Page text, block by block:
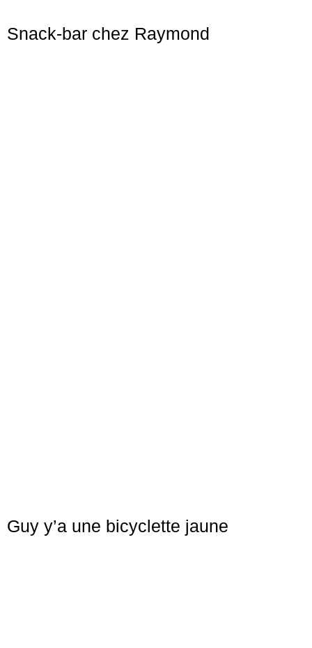
Snack-bar chez Raymond
Guy y’a une bicyclette jaune